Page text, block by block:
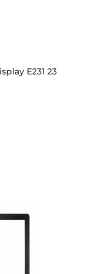
E231 23